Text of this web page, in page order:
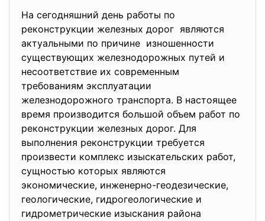
На сегодняшний день работы по
реконструкции железных дорог являются
актуальными по причине изношенности
существующих железнодорожных путей и
несоответствие их современным
требованиям эксплуатации
железнодорожного транспорта. В настоящее
время производится большой объем работ по
реконструкции железных дорог. Для
выполнения реконструкции требуется
произвести комплекс изыскательских работ,
сущностью которых являются
экономические, инженерно-геодезические,
геологические, гидрогеологические и
гидрометрические изыскания района